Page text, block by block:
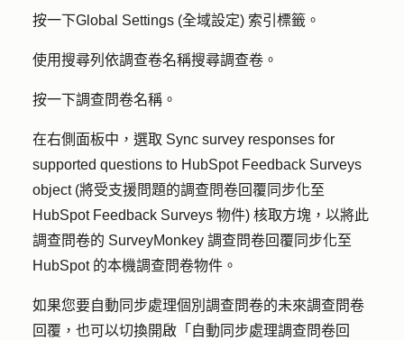
按一下Global Settings (全域設定) 索引標籤。
使用搜尋列依調查卷名稱搜尋調查卷。
按一下調查問卷名稱 。
在右側面板中，選取 Sync survey responses for
supported questions to HubSpot Feedback Surveys
object (將受支援問題的調查問卷回覆 同步化至
HubSpotFeedback Surveys 物件) 核取方塊，以將此
調查問卷的 SurveyMonkey 調查問卷回覆同步化至
HubSpot 的本機調查問卷物件。
如果您要自動同步處理個別調查問卷的未來調查問卷
回覆，也可以切換開啟「 自動 同步處理調查問卷回